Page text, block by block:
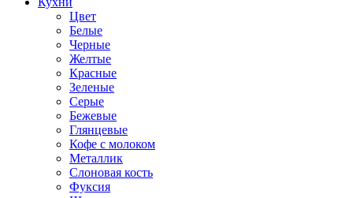
Цвет
Белые
Черные
Желтые
Красные
Зеленые
Серые
Бежевые
Глянцевые
Кофе с молоком
Металлик
Слоновая кость
Фуксия